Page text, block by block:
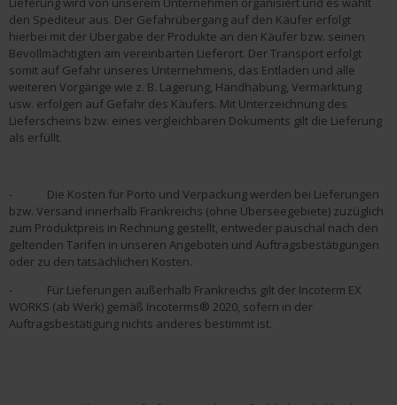
den Spediteur aus. Der Gefahrübergang auf den Käufer erfolgt
hierbei mit der Übergabe der Produkte an den Käufer bzw. seinen
Bevollmächtigten am vereinbarten Lieferort. Der Transport erfolgt
somit auf Gefahr unseres Unternehmens, das Entladen und alle
weiteren Vorgänge wie z. B. Lagerung, Handhabung, Vermarktung
usw. erfolgen auf Gefahr des Käufers. Mit Unterzeichnung des
Lieferscheins bzw. eines vergleichbaren Dokuments gilt die Lieferung
als erfüllt.
- Die Kosten für Porto und Verpackung werden bei Lieferungen
bzw. Versand innerhalb Frankreichs (ohne Überseegebiete) zuzüglich
zum Produktpreis in Rechnung gestellt, entweder pauschal nach den
geltenden Tarifen in unseren Angeboten und Auftragsbestätigungen
oder zu den tatsächlichen Kosten.
- Für Lieferungen außerhalb Frankreichs gilt der Incoterm EX
WORKS (ab Werk) gemäß Incoterms® 2020, sofern in der
Auftragsbestätigung nichts anderes bestimmt ist.